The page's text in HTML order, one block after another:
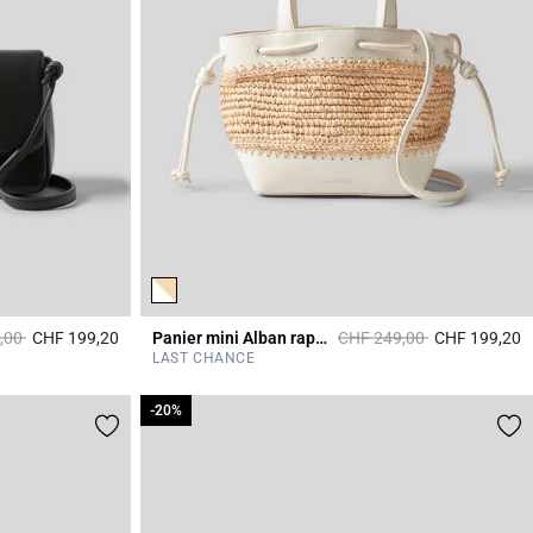
à partir de
àCHF 199,20 3.9 out of 5 Customer Rating
Panier mini Alban raphia cuir Prix réduit à partir de
CHF 249,00àCHF 199,20
LAST CHANCE
-20%
-20%